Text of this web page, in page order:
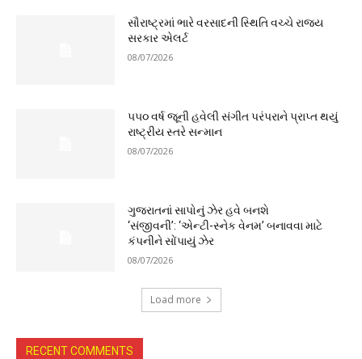
સૌરાષ્ટ્રમાં ભારે વરસાદની સ્થિતિ વચ્ચે રાજ્ય
સરકાર એલર્ટ
08/07/2026
૫૫૦ વર્ષ જૂની હવેલી સંગીત પરંપરાને પ્રાપ્ત થયું
રાષ્ટ્રીય સ્તરે સન્માન
08/07/2026
ગુજરાતનાં સાપોનું ઝેર હવે બનશે
‘સંજીવની’: ‘એન્ટી-સ્નેક વેનમ’ બનાવવા માટે
કંપનીને સોંપાયું ઝેર
08/07/2026
Load more
RECENT COMMENTS